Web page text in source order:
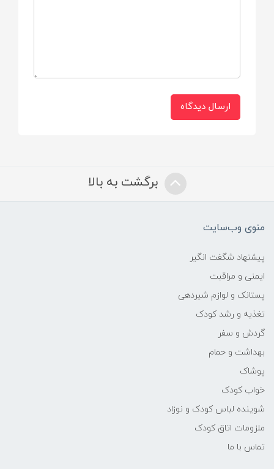
ارسال دیدگاه
برگشت به بالا
منوی وب‌سایت
پیشنهاد شگفت انگیر
ایمنی و مراقبت
پستانک و لوازم شیردهی
تغذیه و رشد کودک
گردش و سفر
بهداشت و حمام
پوشاک
خواب کودک
شوینده لباس کودک و نوزاد
ملزومات اتاق کودک
تماس با ما